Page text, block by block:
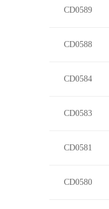
CD0589
CD0588
CD0584
CD0583
CD0581
CD0580